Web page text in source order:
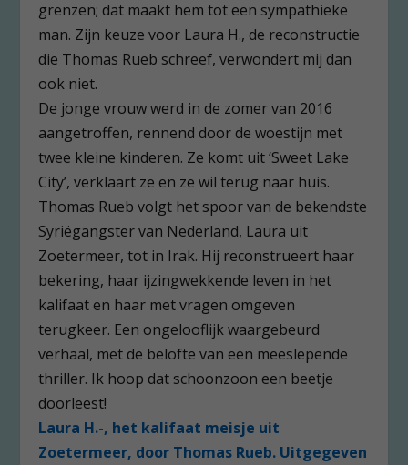
grenzen; dat maakt hem tot een sympathieke
man. Zijn keuze voor Laura H., de reconstructie
die Thomas Rueb schreef, verwondert mij dan
ook niet.
De jonge vrouw werd in de zomer van 2016
aangetroffen, rennend door de woestijn met
twee kleine kinderen. Ze komt uit ‘Sweet Lake
City’, verklaart ze en ze wil terug naar huis.
Thomas Rueb volgt het spoor van de bekendste
Syriëgangster van Nederland, Laura uit
Zoetermeer, tot in Irak. Hij reconstrueert haar
bekering, haar ijzingwekkende leven in het
kalifaat en haar met vragen omgeven
terugkeer. Een ongelooflijk waargebeurd
verhaal, met de belofte van een meeslepende
thriller. Ik hoop dat schoonzoon een beetje
doorleest!
Laura H.-, het kalifaat meisje uit
Zoetermeer, door Thomas Rueb. Uitgegeven